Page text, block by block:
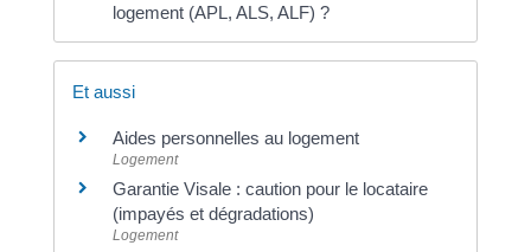
logement (APL, ALS, ALF) ?
Et aussi
Aides personnelles au logement
Logement
Garantie Visale : caution pour le locataire
(impayés et dégradations)
Logement